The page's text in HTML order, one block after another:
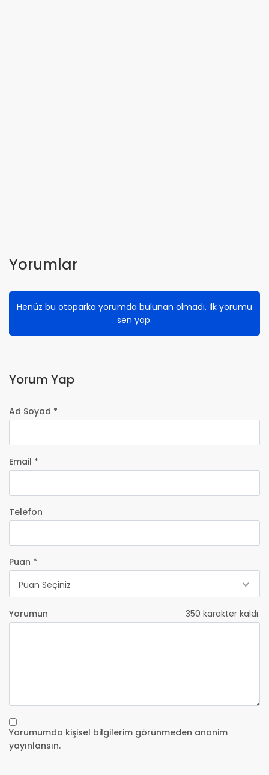
Yorumlar
Henüz bu otoparka yorumda bulunan olmadı. İlk yorumu
sen yap.
Yorum Yap
Ad Soyad *
Email *
Telefon
Puan *
Puan Seçiniz
Yorumun 350 karakter kaldı.
Yorumumda kişisel bilgilerim görünmeden anonim
yayınlansın.